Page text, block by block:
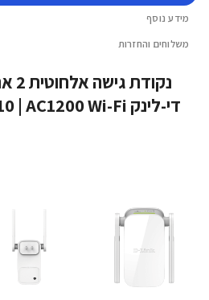
מידע נוסף
משלוחים והחזרות
די-לינק D-Link | DAP-1610 | AC1200 Wi-Fi